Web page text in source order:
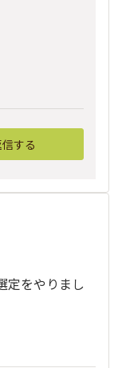
する
定をやりまし